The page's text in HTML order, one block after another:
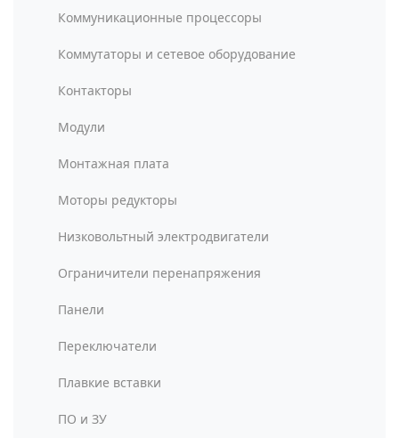
Коммуникационные процессоры
Коммутаторы и сетевое оборудование
Контакторы
Модули
Монтажная плата
Моторы редукторы
Низковольтный электродвигатели
Ограничители перенапряжения
Панели
Переключатели
Плавкие вставки
ПО и ЗУ